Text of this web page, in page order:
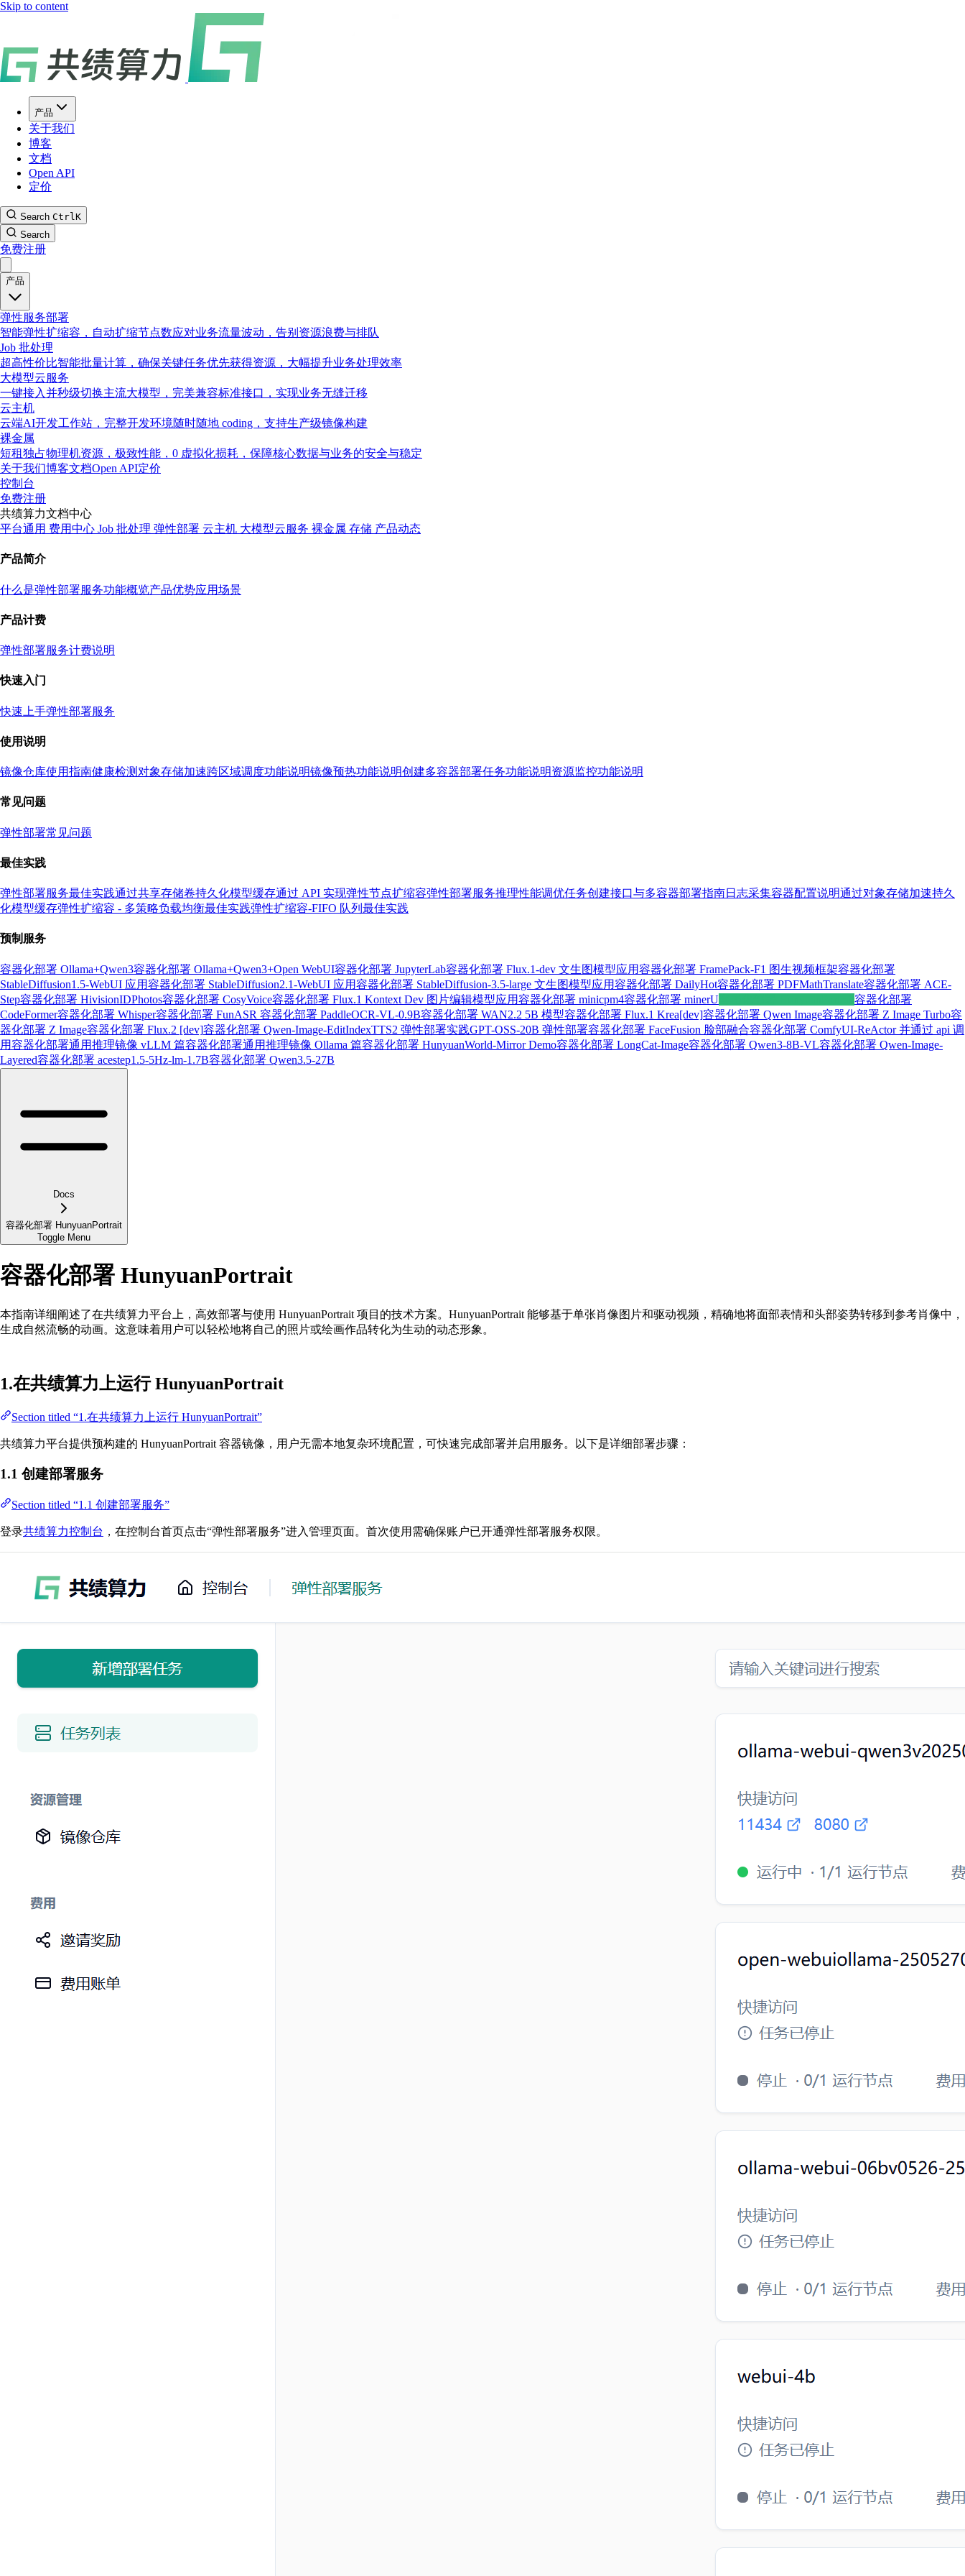
Skip to content
产品
关于我们
博客
文档
Open API
定价
Search CtrlK
Search
免费注册
产品
弹性服务部署
智能弹性扩缩容，自动扩缩节点数应对业务流量波动，告别资源浪费与排队
Job 批处理
超高性价比智能批量计算，确保关键任务优先获得资源，大幅提升业务处理效率
大模型云服务
一键接入并秒级切换主流大模型，完美兼容标准接口，实现业务无缝迁移
云主机
云端AI开发工作站，完整开发环境随时随地 coding，支持生产级镜像构建
裸金属
短租独占物理机资源，极致性能，0 虚拟化损耗，保障核心数据与业务的安全与稳定
关于我们博客文档Open API定价
控制台
免费注册
共绩算力文档中心
平台通用 费用中心 Job 批处理 弹性部署 云主机 大模型云服务 裸金属 存储 产品动态
产品简介
什么是弹性部署服务功能概览产品优势应用场景
产品计费
弹性部署服务计费说明
快速入门
快速上手弹性部署服务
使用说明
镜像仓库使用指南健康检测 对象存储加速跨区域调度功能说明镜像预热功能说明创建多容器部署任务功能说明资源监控功能说明
常见问题
弹性部署常见问题
最佳实践
弹性部署服务最佳实践通过共享存储卷持久化模型缓存通过 API 实现弹性节点扩缩容弹性部署服务推理性能调优任务创建接口与多容器部署指南日志采集容器配置说明通过对象存储加速持久
化模型缓存弹性扩缩容 - 多策略负载均衡最佳实践弹性扩缩容-FIFO 队列最佳实践
预制服务
容器化部署 Ollama+Qwen3容器化部署 Ollama+Qwen3+Open WebUI容器化部署 JupyterLab容器化部署 Flux.1-dev 文生图模型应用容器化部署 FramePack-F1 图生视频框架容器化部署
StableDiffusion1.5-WebUI 应用容器化部署 StableDiffusion2.1-WebUI 应用容器化部署 StableDiffusion-3.5-large 文生图模型应用容器化部署 DailyHot容器化部署 PDFMathTranslate容器化部署 ACE-
Step容器化部署 HivisionIDPhotos容器化部署 CosyVoice容器化部署 Flux.1 Kontext Dev 图片编辑模型应用容器化部署 minicpm4容器化部署 minerU
容器化部署
CodeFormer容器化部署 Whisper容器化部署 FunASR 容器化部署 PaddleOCR-VL-0.9B容器化部署 WAN2.2 5B 模型容器化部署 Flux.1 Krea[dev]容器化部署 Qwen Image容器化部署 Z Image Turbo容
器化部署 Z Image容器化部署 Flux.2 [dev]容器化部署 Qwen-Image-EditIndexTTS2 弹性部署实践GPT-OSS-20B 弹性部署容器化部署 FaceFusion 脸部融合容器化部署 ComfyUI-ReActor 并通过 api 调
用容器化部署通用推理镜像 vLLM 篇容器化部署通用推理镜像 Ollama 篇容器化部署 HunyuanWorld-Mirror Demo容器化部署 LongCat-Image容器化部署 Qwen3-8B-VL容器化部署 Qwen-Image-
Layered容器化部署 acestep1.5-5Hz-lm-1.7B容器化部署 Qwen3.5-27B
Docs
容器化部署 HunyuanPortrait
Toggle Menu
容器化部署 HunyuanPortrait
本指南详细阐述了在共绩算力平台上，高效部署与使用 HunyuanPortrait 项目的技术方案。HunyuanPortrait 能够基于单张肖像图片和驱动视频，精确地将面部表情和头部姿势转移到参考肖像中，
生成自然流畅的动画。这意味着用户可以轻松地将自己的照片或绘画作品转化为生动的动态形象。
1.在共绩算力上运行 HunyuanPortrait
Section titled “1.在共绩算力上运行 HunyuanPortrait”
共绩算力平台提供预构建的 HunyuanPortrait 容器镜像，用户无需本地复杂环境配置，可快速完成部署并启用服务。以下是详细部署步骤：
1.1 创建部署服务
Section titled “1.1 创建部署服务”
登录共绩算力控制台 ，在控制台首页点击“弹性部署服务”进入管理页面。首次使用需确保账户已开通弹性部署服务权限。